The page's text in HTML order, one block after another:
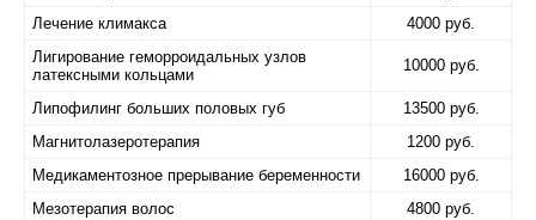
Лечение климакса
4000 руб.
Лигирование геморроидальных узлов
латексными кольцами
10000 руб.
Липофилинг больших половых губ
13500 руб.
Магнитолазеротерапия
1200 руб.
Медикаментозное прерывание беременности
16000 руб.
Мезотерапия волос
4800 руб.